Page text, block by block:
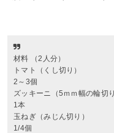
材料 （2人分）
トマト（くし切り）
2～3個
ズッキーニ（5ｍｍ幅の輪切り
1本
玉ねぎ（みじん切り）
1/4個